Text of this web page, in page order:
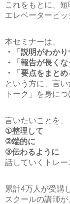
これをもとに、
エレベーターピッ
本セミナーは、
・「説明がわかり
・「報告が長くな
・「要点をまとめ
という方に、言
トーク」を身に
言いたいことを、
①整理して
②端的に
③伝わるように
話していくトレー
累計4万人が受講
スクールの講師